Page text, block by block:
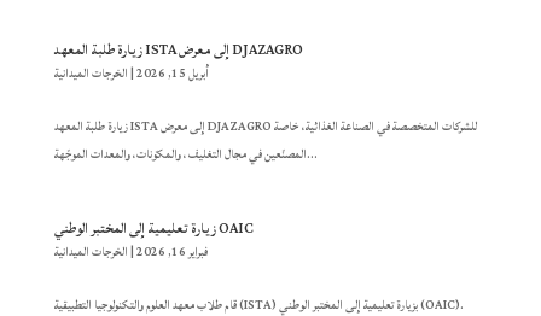
زيارة طلبة المعهد ISTA إلى معرض DJAZAGRO
أبريل 15, 2026 |الخرجات الميدانية
زيارة طلبة المعهد ISTA إلى معرض DJAZAGRO للشركات المتخصصة في الصناعة الغذائية، خاصة
المصنّعين في مجال التغليف، والمكوّنات، والمعدات الموجّهة...
زيارة تعليمية إلى المختبر الوطني OAIC
فبراير 16, 2026 |الخرجات الميدانية
قام طلاب معهد العلوم والتكنولوجيا التطبيقية (ISTA) بزيارة تعليمية إلى المختبر الوطني (OAIC).